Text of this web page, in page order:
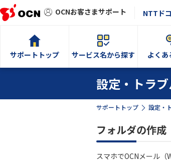
OCNお客さまサポート NTTド
サポートトップ サービス名から探す よくあ
設定・トラ
サポートトップ 設定・
フォルダの作
スマホでOCNメール（